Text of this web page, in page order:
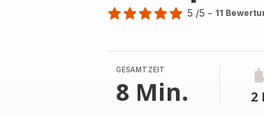
5
Sternen
(Durchschnitt)
5 /5 - 11
GESAMTZEIT
8 Min. 2